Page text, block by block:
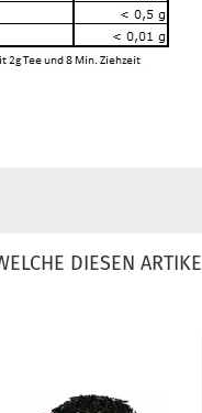
DIESEN